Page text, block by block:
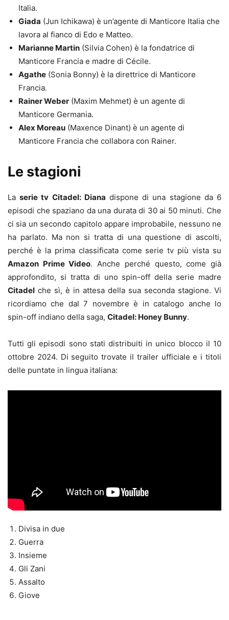
Italia.
Giada (Jun Ichikawa) è un’agente di Manticore Italia che
lavora al fianco di Edo e Matteo.
Marianne Martin (Silvia Cohen) è la fondatrice di
Manticore Francia e madre di Cécile.
Agathe (Sonia Bonny) è la direttrice di Manticore
Francia.
Rainer Weber (Maxim Mehmet) è un agente di
Manticore Germania.
Alex Moreau (Maxence Dinant) è un agente di
Manticore Francia che collabora con Rainer.
Le stagioni
Laserie tv Citadel: Diana dispone di una stagione da 6
episodi che spaziano da una durata di 30 ai 50 minuti. Che
ci sia un secondo capitolo appare improbabile, nessuno ne
ha parlato. Ma non si tratta di una questione di ascolti,
perché è la prima classificata come serie tv più vista su
Amazon Prime Video. Anche perché questo, come già
approfondito, si tratta di uno spin-off della serie madre
Citadel che sì, è in attesa della sua seconda stagione. Vi
ricordiamo che dal 7 novembre è in catalogo anche lo
spin-off indiano della saga, Citadel: Honey Bunny.
Tutti gli episodi sono stati distribuiti in unico blocco il 10
ottobre 2024. Di seguito trovate il trailer ufficiale e i titoli
delle puntate in lingua italiana:
Divisa in due
Guerra
Insieme
Gli Zani
Assalto
Giove